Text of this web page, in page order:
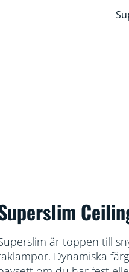
är toppen till
Dynamiska